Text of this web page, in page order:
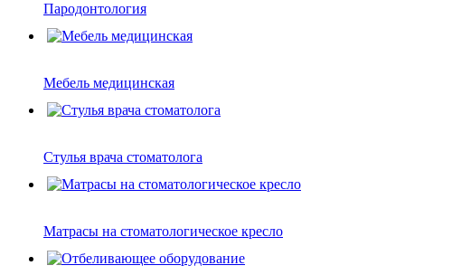
Пародонтология
Мебель медицинская
Стулья врача стоматолога
Матрасы на стоматологическое кресло